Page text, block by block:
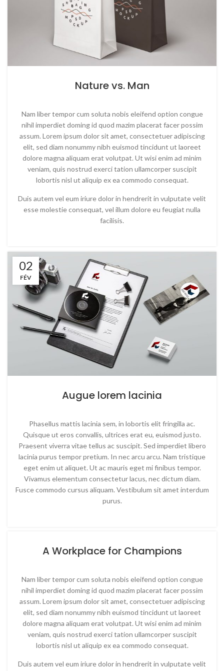
Nature vs. Man
Nam liber tempor cum soluta nobis eleifend option congue
nihil imperdiet doming id quod mazim placerat facer possim
assum. Lorem ipsum dolor sit amet, consectetuer adipiscing
elit, sed diam nonummy nibh euismod tincidunt ut laoreet
dolore magna aliquam erat volutpat. Ut wisi enim ad minim
veniam, quis nostrud exerci tation ullamcorper suscipit
lobortis nisl ut aliquip ex ea commodo consequat.
Duis autem vel eum iriure dolor in hendrerit in vulputate velit
esse molestie consequat, vel illum dolore eu feugiat nulla
facilisis.
02
FÉV
Augue lorem lacinia
Phasellus mattis lacinia sem, in lobortis elit fringilla ac.
Quisque ut eros convallis, ultrices erat eu, euismod justo.
Praesent viverra vitae tellus ac suscipit. Sed imperdiet libero
lacinia purus tempor pretium. In nec arcu arcu. Nam tristique
eget enim ut aliquet. Ut ac mauris eget mi finibus tempor.
Vivamus elementum consectetur lacus, nec dictum diam.
Fusce commodo cursus aliquam. Vestibulum sit amet interdum
purus.
A Workplace for Champions
Nam liber tempor cum soluta nobis eleifend option congue
nihil imperdiet doming id quod mazim placerat facer possim
assum. Lorem ipsum dolor sit amet, consectetuer adipiscing
elit, sed diam nonummy nibh euismod tincidunt ut laoreet
dolore magna aliquam erat volutpat. Ut wisi enim ad minim
veniam, quis nostrud exerci tation ullamcorper suscipit
lobortis nisl ut aliquip ex ea commodo consequat.
Duis autem vel eum iriure dolor in hendrerit in vulputate velit